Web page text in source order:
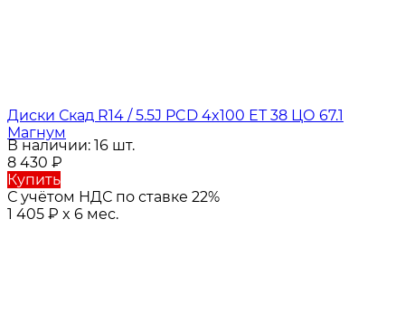
Диски Скад R14 / 5.5J PCD 4x100 ЕТ 38 ЦО 67.1
Магнум
В наличии: 16 шт.
8 430 ₽
Купить
С учётом НДС по ставке 22%
1 405 ₽ x 6 мес.